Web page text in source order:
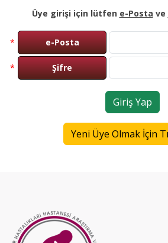
Üye girişi için lütfen e-Posta ve
* e-Posta
* Şifre
Giriş Yap
Yeni Üye Olmak İçin